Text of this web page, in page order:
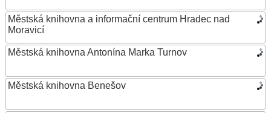
Městská knihovna a informační centrum Hradec nad
Moravicí
Městská knihovna Antonína Marka Turnov
Městská knihovna Benešov